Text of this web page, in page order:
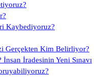
Kaybediyoruz?
Gerçekten Kim Belirliyor?
İradesinin Yeni Sınavı